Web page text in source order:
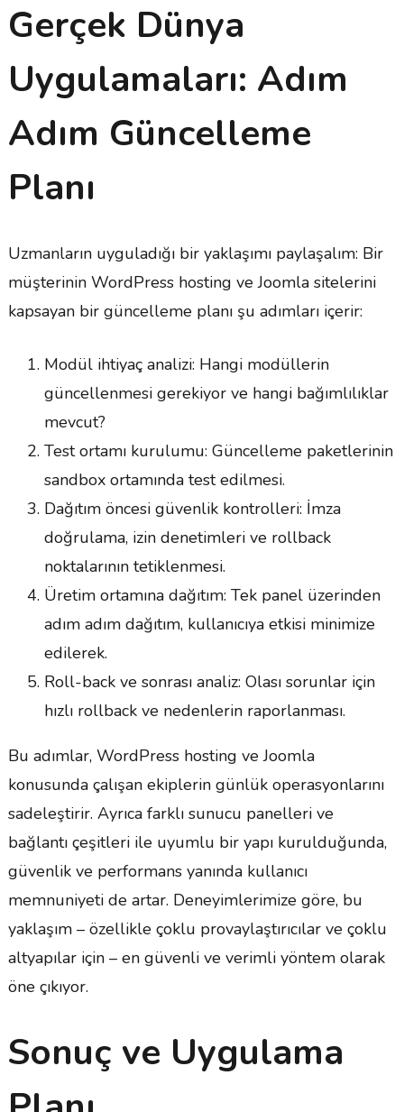
Gerçek Dünya
Uygulamaları: Adım
Adım Güncelleme
Planı
Uzmanların uyguladığı bir yaklaşımı paylaşalım: Bir
müşterinin WordPress hosting ve Joomla sitelerini
kapsayan bir güncelleme planı şu adımları içerir:
Modül ihtiyaç analizi: Hangi modüllerin
güncellenmesi gerekiyor ve hangi bağımlılıklar
mevcut?
Test ortamı kurulumu: Güncelleme paketlerinin
sandbox ortamında test edilmesi.
Dağıtım öncesi güvenlik kontrolleri: İmza
doğrulama, izin denetimleri ve rollback
noktalarının tetiklenmesi.
Üretim ortamına dağıtım: Tek panel üzerinden
adım adım dağıtım, kullanıcıya etkisi minimize
edilerek.
Roll-back ve sonrası analiz: Olası sorunlar için
hızlı rollback ve nedenlerin raporlanması.
Bu adımlar, WordPress hosting ve Joomla
konusunda çalışan ekiplerin günlük operasyonlarını
sadeleştirir. Ayrıca farklı sunucu panelleri ve
bağlantı çeşitleri ile uyumlu bir yapı kurulduğunda,
güvenlik ve performans yanında kullanıcı
memnuniyeti de artar. Deneyimlerimize göre, bu
yaklaşım – özellikle çoklu provaylaştırıcılar ve çoklu
altyapılar için – en güvenli ve verimli yöntem olarak
öne çıkıyor.
Sonuç ve Uygulama